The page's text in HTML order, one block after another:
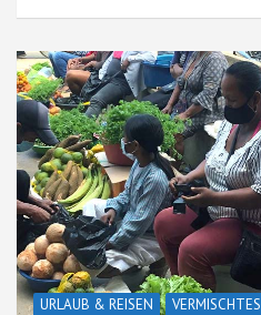
URLAUB & REISEN VERMISCHTES